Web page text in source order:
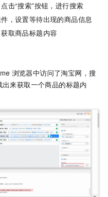
击“搜索”按钮，进行搜索
，设置等待出现的商品信息
取商品标题内容
浏览器中访问了淘宝网，搜
来获取一个商品的标题内